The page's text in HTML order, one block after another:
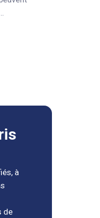
et la
à
de